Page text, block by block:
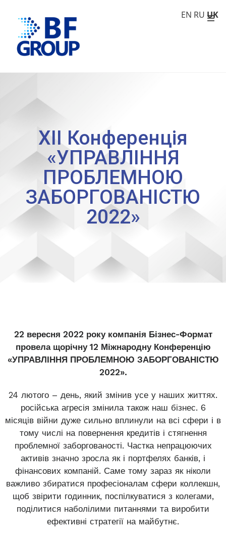
XII Конференція
«УПРАВЛІННЯ
ПРОБЛЕМНОЮ
ЗАБОРГОВАНIСТЮ
2022»
22 вересня 2022 року компанія Бізнес-Формат
провела щорічну 12 Міжнародну Конференцію
«УПРАВЛІННЯ ПРОБЛЕМНОЮ ЗАБОРГОВАНІСТЮ
2022».
24 лютого – день, який змінив усе у наших життях.
російська агресія змінила також наш бізнес. 6
місяців війни дуже сильно вплинули на всі сфери і в
тому числі на повернення кредитів і стягнення
проблемної заборгованості. Частка непрацюючих
активів значно зросла як і портфелях банків, і
фінансових компаній. Саме тому зараз як ніколи
важливо збиратися професіоналам сфери коллекшн,
щоб звірити годинник, поспілкуватися з колегами,
поділитися наболілими питаннями та виробити
ефективні стратегії на майбутнє.
EN RU UK